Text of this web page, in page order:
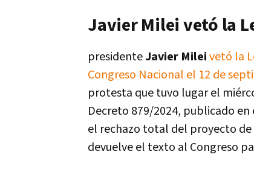
Javier Milei vetó la
presidenteJavier Mileivetó la
Congreso Nacional el 12 de
protesta que tuvo lugar el
Decreto 879/2024, publicado
el rechazo total del proyecto
devuelve el texto al Congreso